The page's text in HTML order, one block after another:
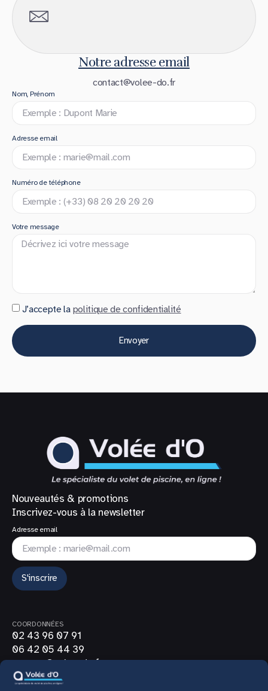
Nom, Prénom
Adresse email
Numéro de téléphone
Votre message
J’accepte la politique de confidentialité
Envoyer
Notre adresse email
contact@volee-do.fr
Nouveautés & promotions
Inscrivez-vous à la newsletter
Adresse email
S'inscrire
COORDONNÉES
02 43 96 07 91
06 42 05 44 39
contact@volee-do.fr
SUIVEZ-NOUS